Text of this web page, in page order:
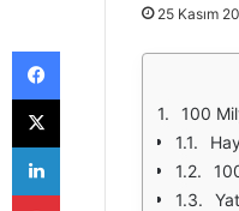
25 Kasım
100
Facebook
X
LinkedIn
Pinterest